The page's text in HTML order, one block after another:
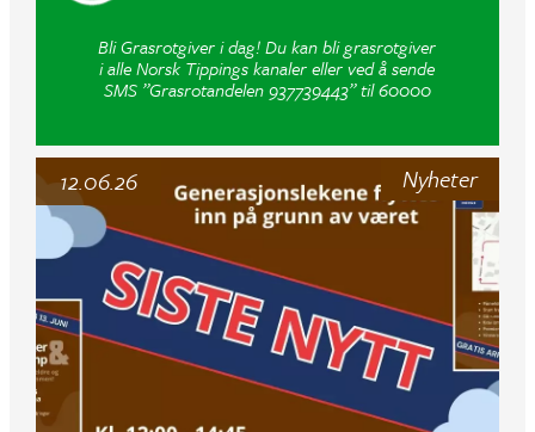
Bli Grasrotgiver i dag! Du kan bli grasrotgiver
i alle Norsk Tippings kanaler eller ved å sende
SMS ”Grasrotandelen 937739443” til 60000
Nyheter
12.06.26